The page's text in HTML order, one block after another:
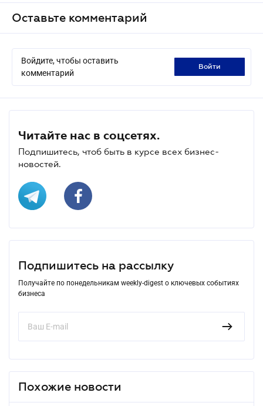
Оставьте комментарий
Войдите, чтобы оставить
комментарий
войти
Читайте нас в соцсетях.
Подпишитесь, чтоб быть в курсе всех бизнес-
новостей.
Подпишитесь на рассылку
Получайте по понедельникам weekly-digest о ключевых событиях
бизнеса
Похожие новости